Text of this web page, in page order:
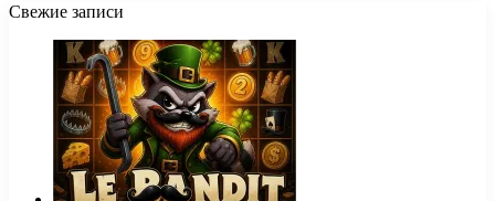
Свежие записи